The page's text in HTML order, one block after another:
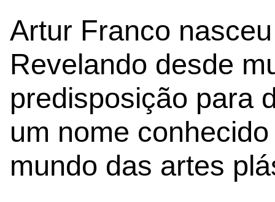
Artur Franco
Revelando desde
predisposição para
um nome
mundo das artes